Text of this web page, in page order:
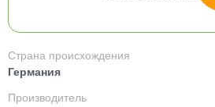
Страна происхождения
Германия
Производитель